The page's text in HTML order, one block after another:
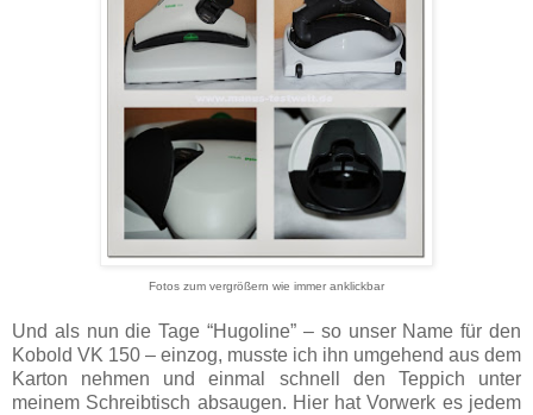
Fotos zum vergrößern wie immer anklickbar
Und als nun die Tage “Hugoline” – so unser Name für den
Kobold VK 150 – einzog, musste ich ihn umgehend aus dem
Karton nehmen und einmal schnell den Teppich unter
meinem Schreibtisch absaugen. Hier hat Vorwerk es jedem